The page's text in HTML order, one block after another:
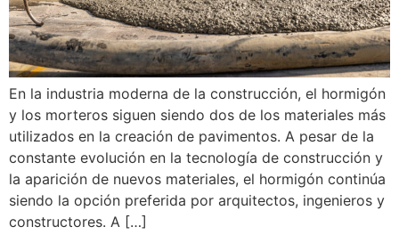
En la industria moderna de la construcción, el hormigón
y los morteros siguen siendo dos de los materiales más
utilizados en la creación de pavimentos. A pesar de la
constante evolución en la tecnología de construcción y
la aparición de nuevos materiales, el hormigón continúa
siendo la opción preferida por arquitectos, ingenieros y
constructores. A […]